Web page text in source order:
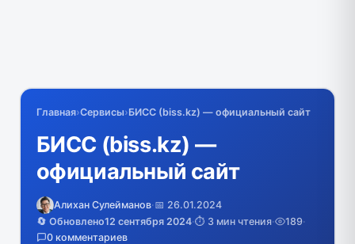
Главная›Сервисы›БИСС (biss.kz) — официальный сайт
БИСС (biss.kz) —
официальный сайт
Алихан Сулейманов·📅 26.01.2024
🔄 Обновлено12 сентября 2024·⏱️ 3 мин чтения· 189·
0 комментариев